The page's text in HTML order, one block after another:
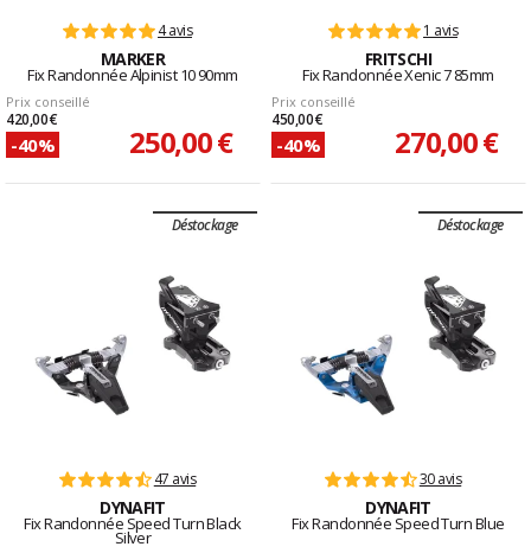
4 avis
MARKER
Fix Randonnée Alpinist 10 90mm
Prix conseillé
420,00 €
-40% 250,00 €
1 avis
FRITSCHI
Fix Randonnée Xenic 7 85mm
Prix conseillé
450,00 €
-40% 270,00 €
Déstockage
47 avis
DYNAFIT
Fix Randonnée Speed Turn Black
Silver
Déstockage
30 avis
DYNAFIT
Fix Randonnée Speed Turn Blue